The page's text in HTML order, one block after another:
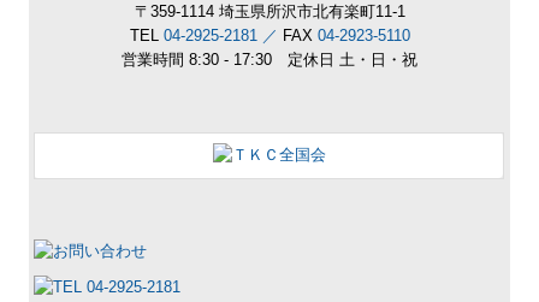
〒359-1114 埼玉県所沢市北有楽町11-1
TEL 04-2925-2181 ／ FAX 04-2923-5110
営業時間 8:30 - 17:30 定休日 土・日・祝